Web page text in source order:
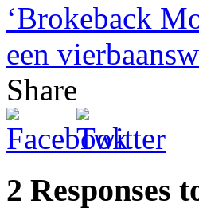
‘Brokeback
een
Share
2 Responses